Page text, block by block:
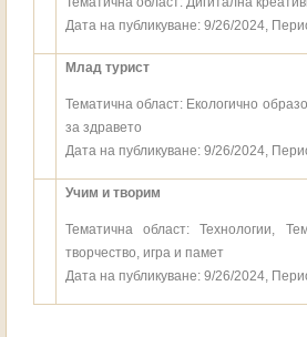
Дата на публикуване: 9/26/2024,
Млад турист
Тематична област: Екологично
за здравето
Дата на публикуване: 9/26/2024,
Учим и творим
Тематична област: Технологии,
творчество, игра и памет
Дата на публикуване: 9/26/2024,